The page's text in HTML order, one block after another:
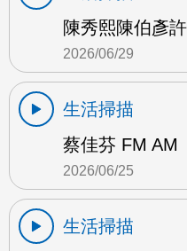
陳秀熙陳伯彥
2026/06/29
生活掃描
蔡佳芬 FM AM
2026/06/25
生活掃描